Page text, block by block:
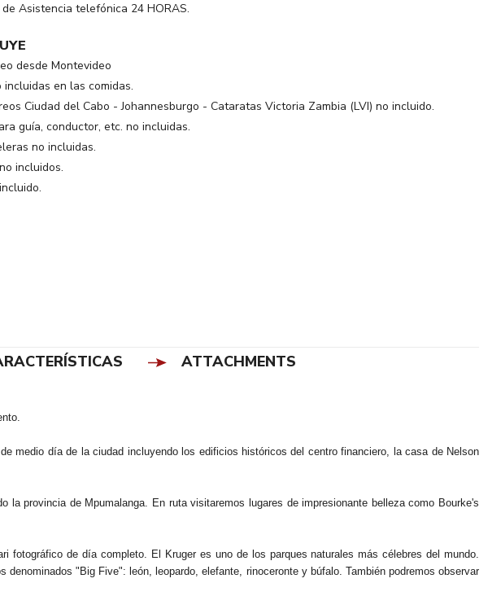
Asistencia telefónica 24 HORAS.
desde Montevideo
incluidas en las comidas.
Ciudad del Cabo - Johannesburgo - Cataratas Victoria Zambia (LVI) no incluido.
guía, conductor, etc. no incluidas.
no incluidas.
incluidos.
ATTACHMENTS
medio día de la ciudad incluyendo los edificios históricos del centro financiero, la casa de Nelson
la provincia de Mpumalanga. En ruta visitaremos lugares de impresionante belleza como Bourke's
fotográfico de día completo. El Kruger es uno de los parques naturales más célebres del mundo.
"Big Five": león, leopardo, elefante, rinoceronte y búfalo. También podremos observar